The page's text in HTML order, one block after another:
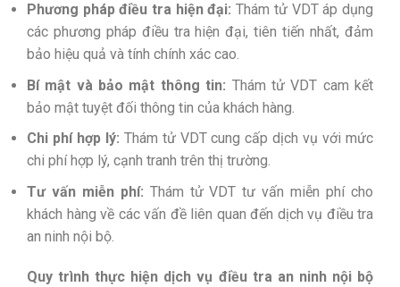
Phương pháp điều tra hiện đại: Thám tử VDT áp dụng
các phương pháp điều tra hiện đại, tiên tiến nhất, đảm
bảo hiệu quả và tính chính xác cao.
Bí mật và bảo mật thông tin: Thám tử VDT cam kết
bảo mật tuyệt đối thông tin của khách hàng.
Chi phí hợp lý: Thám tử VDT cung cấp dịch vụ với mức
chi phí hợp lý, cạnh tranh trên thị trường.
Tư vấn miễn phí: Thám tử VDT tư vấn miễn phí cho
khách hàng về các vấn đề liên quan đến dịch vụ điều tra
an ninh nội bộ.
Quy trình thực hiện dịch vụ điều tra an ninh nội bộ